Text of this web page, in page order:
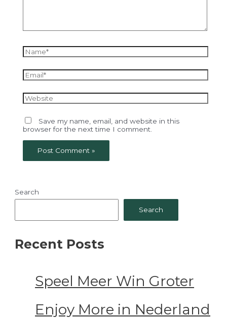
Name*
Email*
Website
Save my name, email, and website in this
browser for the next time I comment.
Search
Search
Recent Posts
Speel Meer Win Groter
Enjoy More in Nederland